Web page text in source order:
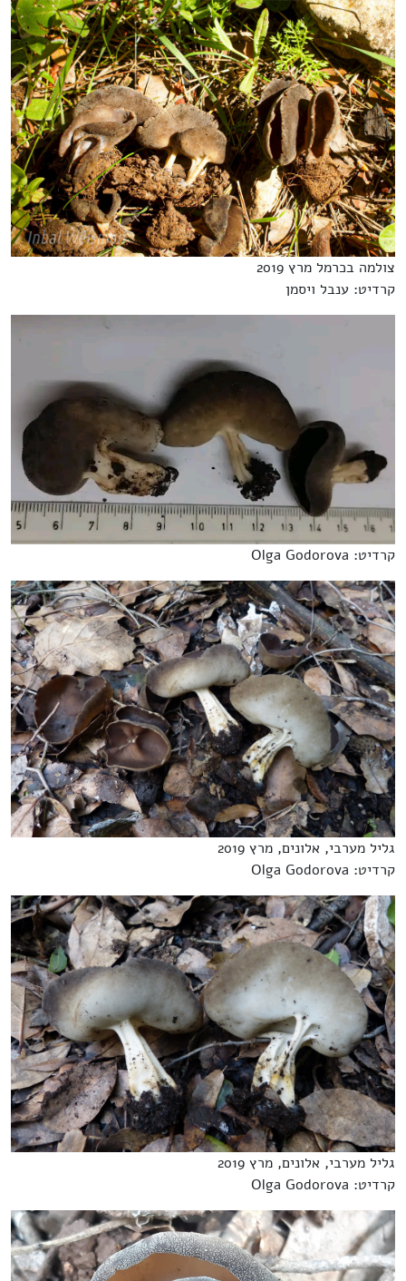
צולמה בכרמל מרץ 2019
קרדיט: ענבל ויסמן
קרדיט: Olga Godorova
גליל מערבי, אלונים, מרץ 2019
קרדיט: Olga Godorova
גליל מערבי, אלונים, מרץ 2019
קרדיט: Olga Godorova